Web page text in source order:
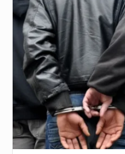
aux
fêtes
de
Bayonne
six
hommes
interpellés
dans